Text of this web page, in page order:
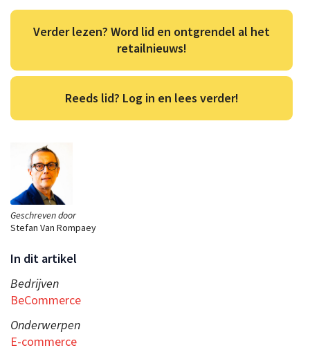
Geschreven door
Stefan Van Rompaey
In dit artikel
Bedrijven
BeCommerce
Onderwerpen
E-commerce
Verder lezen? Word lid en ontgrendel al het
retailnieuws!
Reeds lid? Log in en lees verder!